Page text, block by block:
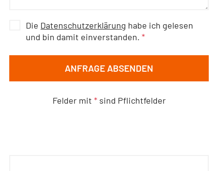
Die Datenschutzerklärung habe ich gelesen
und bin damit einverstanden.*
ANFRAGE ABSENDEN
Felder mit *sind Pflichtfelder